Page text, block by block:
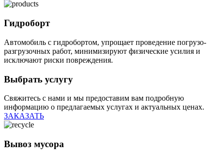
Гидроборт
Автомобиль с гидробортом, упрощает проведение погрузо-
разгрузочных работ, минимизируют физические усилия и
исключают риски повреждения.
Выбрать услугу
Свяжитесь с нами и мы предоставим вам подробную
информацию о предлагаемых услугах и актуальных ценах.
ЗАКАЗАТЬ
Вывоз мусора